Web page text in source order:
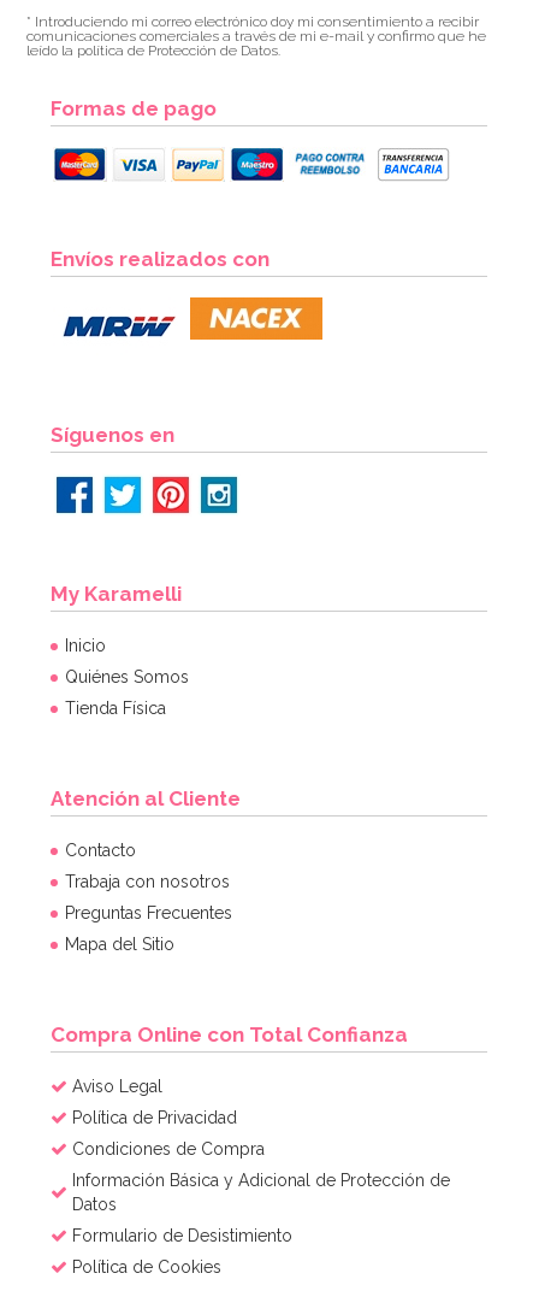
Sugarcraft
19,95€
Set de 4 Moldes de silicona Huevo
AÑADIR
* Introduciendo mi correo electrónico doy mi consentimiento a recibir
comunicaciones comerciales a través de mi e-mail y confirmo que he
leído la política de Protección de Datos.
Formas de pago
Envíos realizados con
Síguenos en
My Karamelli
Inicio
Quiénes Somos
Tienda Física
Atención al Cliente
Contacto
Trabaja con nosotros
Preguntas Frecuentes
Mapa del Sitio
Compra Online con Total Confianza
Aviso Legal
Política de Privacidad
Condiciones de Compra
Información Básica y Adicional de Protección de
Datos
Formulario de Desistimiento
Política de Cookies